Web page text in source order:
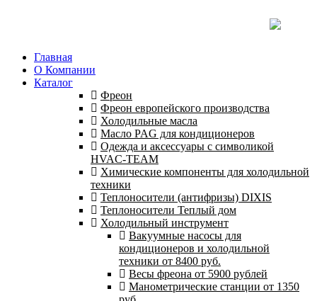
Главная
О Компании
Каталог
Фреон
Фреон европейского производства
Холодильные масла
Масло PAG для кондиционеров
Одежда и аксессуары с символикой
HVAC-TEAM
Химические компоненты для холодильной
техники
Теплоносители (антифризы) DIXIS
Теплоносители Теплый дом
Холодильный инструмент
Вакуумные насосы для
кондиционеров и холодильной
техники от 8400 руб.
Весы фреона от 5900 рублей
Манометрические станции от 1350